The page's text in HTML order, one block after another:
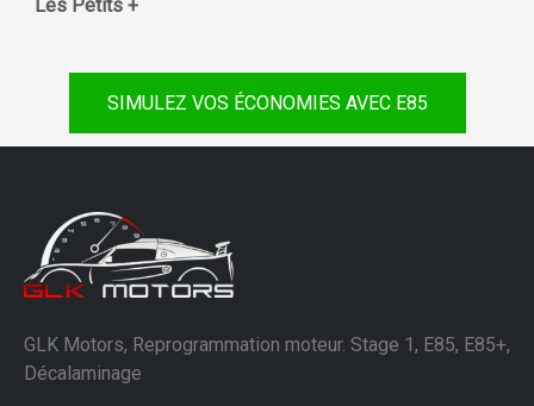
Les Petits +
SIMULEZ VOS ÉCONOMIES AVEC E85
GLK Motors, Reprogrammation moteur. Stage 1, E85, E85+,
Décalaminage